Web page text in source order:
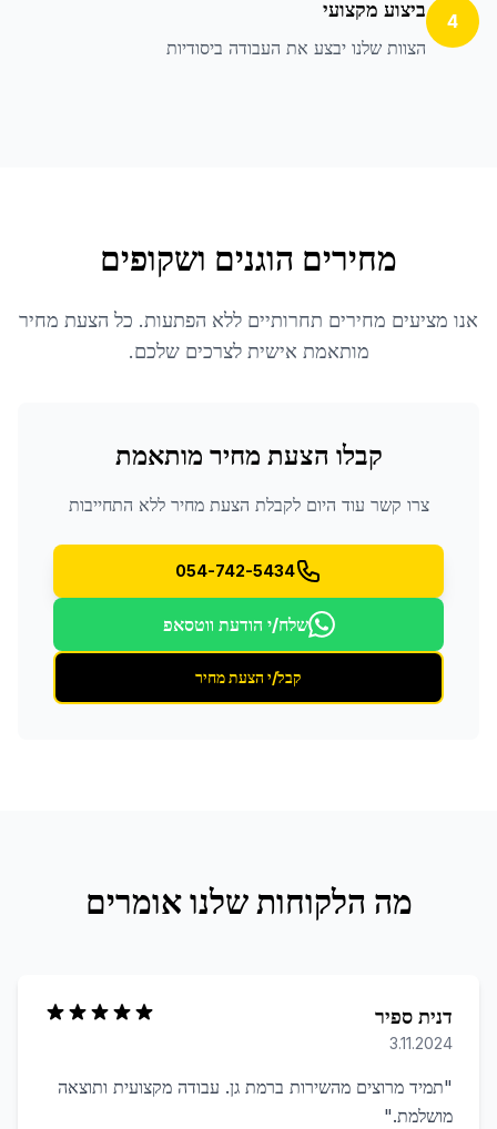
4 ביצוע מקצועי
הצוות שלנו יבצע את העבודה ביסודיות
מחירים הוגנים ושקופים
אנו מציעים מחירים תחרותיים ללא הפתעות. כל הצעת מחיר
מותאמת אישית לצרכים שלכם.
קבלו הצעת מחיר מותאמת
צרו קשר עוד היום לקבלת הצעת מחיר ללא התחייבות
054-742-5434
שלח/י הודעת ווטסאפ
קבל/י הצעת מחיר
מה הלקוחות שלנו אומרים
דנית ספיר
3.11.2024
"תמיד מרוצים מהשירות ברמת גן. עבודה מקצועית ותוצאה
מושלמת."